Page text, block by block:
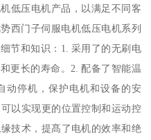
低压电机产品，以满足不同客
西门子伺服电机低压电机系列
节和知识：1. 采用了的无刷电
更长的寿命。2. 配备了智能温
动停机，保护电机和设备的安
以实现更的位置控制和运动控
技术，提髙了电机的效率和绝